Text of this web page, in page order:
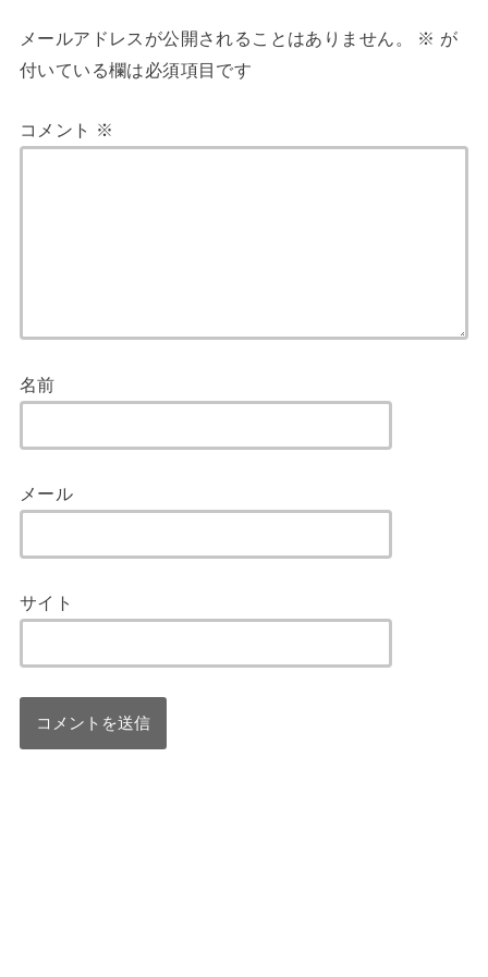
メールアドレスが公開されることはありません。 ※ が
付いている欄は必須項目です
コメント ※
名前
メール
サイト